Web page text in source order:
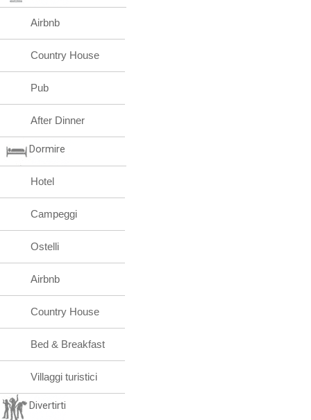
Airbnb
Country House
Pub
After Dinner
Dormire
Hotel
Campeggi
Ostelli
Airbnb
Country House
Bed & Breakfast
Villaggi turistici
Divertirti